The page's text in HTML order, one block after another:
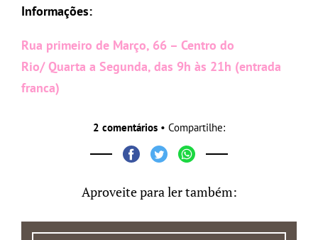
Informações:
Rua primeiro de Março, 66 – Centro do
Rio/Quarta a Segunda, das 9h às 21h (entrada
franca)
2 comentários • Compartilhe:
Aproveite para ler também: